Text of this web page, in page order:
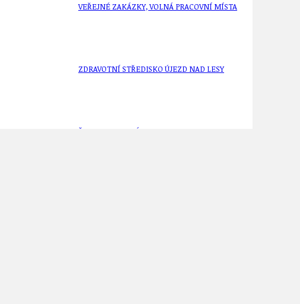
VEŘEJNÉ ZAKÁZKY, VOLNÁ PRACOVNÍ MÍSTA
ZDRAVOTNÍ STŘEDISKO ÚJEZD NAD LESY
ŽIVOT KOLEM NÁS